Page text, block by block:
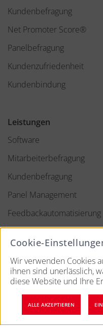
Kundenbefragung
Net Promoter Score®
Panelbefragung
Kundenzufriedenheit
Kundenbindung
Leistungen
Software
Mitarbeiterbefragung
Kundenbefragung
Panel Management
Feedbackautomatisierung
Weitere Ressourcen
Blog
Web-Seminare
Cookie-
Wir verwenden Cookies
ihnen sind unerlässlich,
diese Website und Ihre
ALLE AKZEPTIEREN